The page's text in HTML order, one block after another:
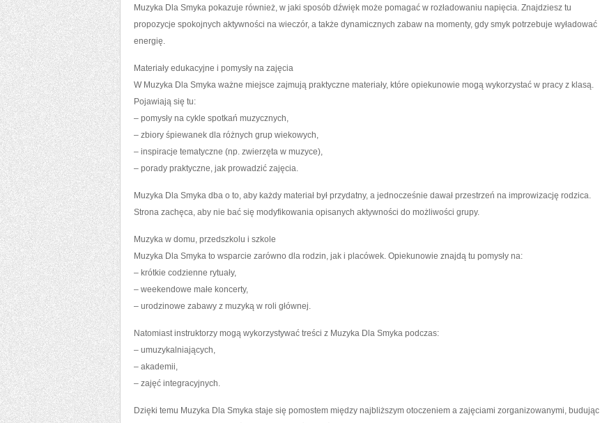
Muzyka Dla Smyka pokazuje również, w jaki sposób dźwięk może pomagać w rozładowaniu napięcia. Znajdziesz tu
propozycje spokojnych aktywności na wieczór, a także dynamicznych zabaw na momenty, gdy smyk potrzebuje wyładować
energię.
Materiały edukacyjne i pomysły na zajęcia
W Muzyka Dla Smyka ważne miejsce zajmują praktyczne materiały, które opiekunowie mogą wykorzystać w pracy z klasą.
Pojawiają się tu:
– pomysły na cykle spotkań muzycznych,
– zbiory śpiewanek dla różnych grup wiekowych,
– inspiracje tematyczne (np. zwierzęta w muzyce),
– porady praktyczne, jak prowadzić zajęcia.
Muzyka Dla Smyka dba o to, aby każdy materiał był przydatny, a jednocześnie dawał przestrzeń na improwizację rodzica.
Strona zachęca, aby nie bać się modyfikowania opisanych aktywności do możliwości grupy.
Muzyka w domu, przedszkolu i szkole
Muzyka Dla Smyka to wsparcie zarówno dla rodzin, jak i placówek. Opiekunowie znajdą tu pomysły na:
– krótkie codzienne rytuały,
– weekendowe małe koncerty,
– urodzinowe zabawy z muzyką w roli głównej.
Natomiast instruktorzy mogą wykorzystywać treści z Muzyka Dla Smyka podczas:
– umuzykalniających,
– akademii,
– zajęć integracyjnych.
Dzięki temu Muzyka Dla Smyka staje się pomostem między najbliższym otoczeniem a zajęciami zorganizowanymi, budując